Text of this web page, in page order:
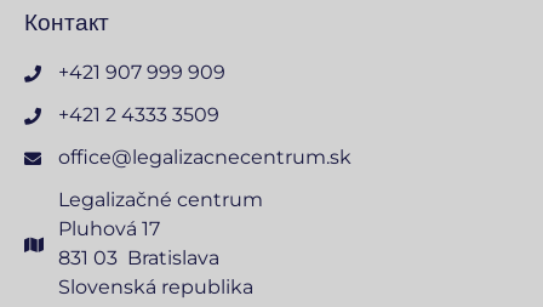
Контакт
+421 907 999 909
+421 2 4333 3509
office@legalizacnecentrum.sk
Legalizačné centrum
Pluhová 17
831 03 Bratislava
Slovenská republika